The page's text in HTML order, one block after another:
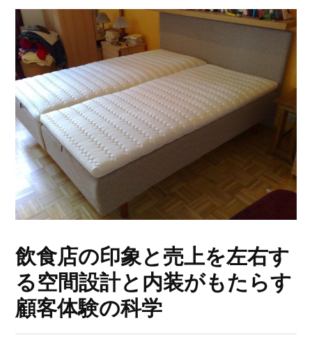
飲食店の印象と売上を左右す
る空間設計と内装がもたらす
顧客体験の科学